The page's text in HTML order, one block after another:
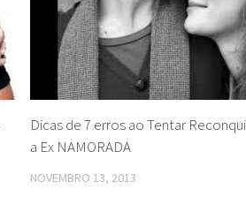
Dicas de 7 erros ao Tentar
a Ex NAMORADA
NOVEMBRO 13, 2013